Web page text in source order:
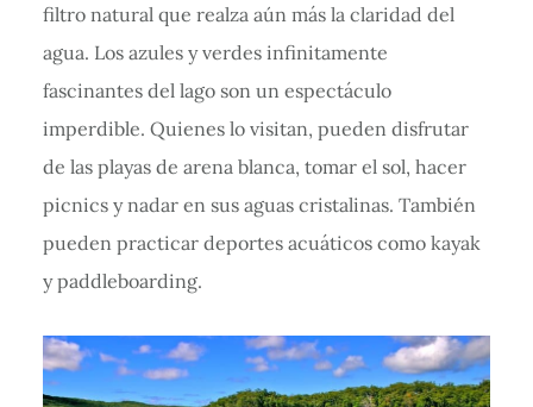
filtro natural que realza aún más la claridad del
agua. Los azules y verdes infinitamente
fascinantes del lago son un espectáculo
imperdible. Quienes lo visitan, pueden disfrutar
de las playas de arena blanca, tomar el sol, hacer
picnics y nadar en sus aguas cristalinas. También
pueden practicar deportes acuáticos como kayak
y paddleboarding.